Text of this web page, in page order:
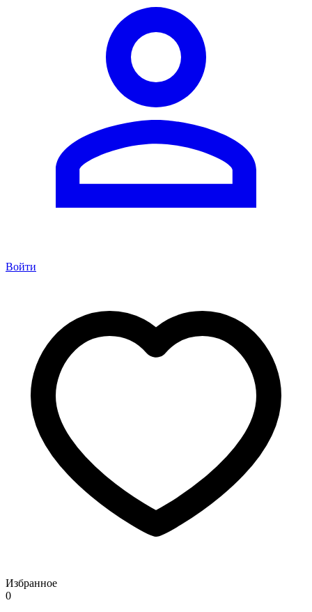
Войти
Избранное
0